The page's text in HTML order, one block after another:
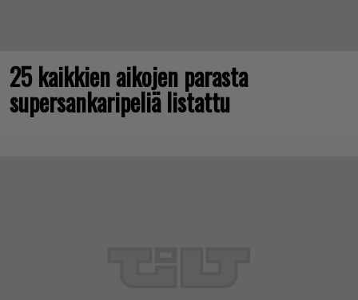
25 kaikkien aikojen parasta
supersankaripeliä listattu